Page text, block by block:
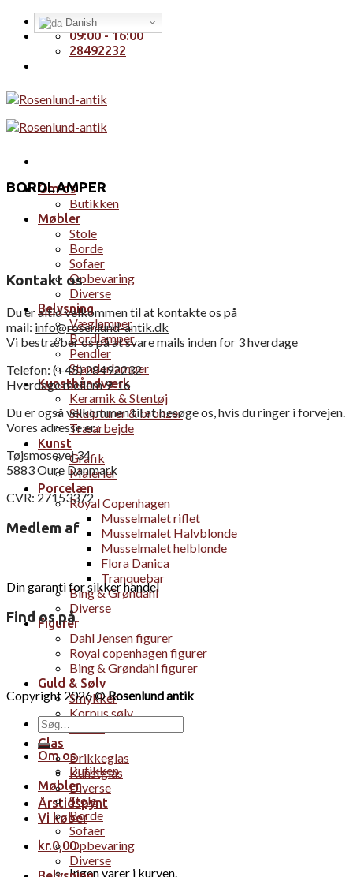
Skip
Handelsbetingelser
09:00 - 16:00
28492232
Om os
Butikken
Møbler
Stole
Borde
Sofaer
Opbevaring
Diverse
Belysning
Væglamper
Bordlamper
Pendler
Standerlamper
Kunsthåndværk
Keramik & Stentøj
Skulpturer & bronzer
Træarbejde
Kunst
Grafik
Malerier
Porcelæn
Royal Copenhagen
Musselmalet riflet
Musselmalet Halvblonde
Musselmalet helblonde
Flora Danica
Tranquebar
Bing & Grøndahl
Diverse
Figurer
Dahl Jensen figurer
Royal copenhagen figurer
Bing & Grøndahl figurer
Guld & Sølv
Smykker
Korpus sølv
Glas
Drikkeglas
Kunstglas
Diverse
Årstidspynt
Vi køber
kr.0,00
Ingen varer i kurven.
BORDLAMPER
Kontakt os
Du er altid velkommen til at kontakte os på
mail: info@rosenlund-antik.dk
Vi bestræber os på at svare mails inden for 3 hverdage
Telefon: (+45) 28492232
Hverdage mellem 9-16
Du er også velkommen til at besøge os, hvis du ringer i forvejen.
Vores adresse er.:
Tøjsmosevej 34
5883 Oure Danmark
CVR: 27153372
Medlem af
Din garanti for sikker handel
Find os på
Copyright 2026 ©Rosenlund antik
Søg
efter:
Om os
Butikken
Møbler
Stole
Borde
Sofaer
Opbevaring
Diverse
Danish